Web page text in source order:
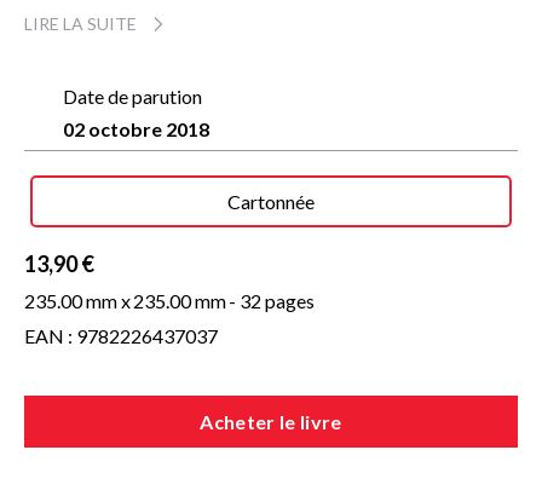
des lettres à déplier
À partir de 4 ans
LIRE LA SUITE
Date de parution
02 octobre 2018
Cartonnée
13,90 €
235.00 mm x235.00 mm- 32 pages
EAN : 9782226437037
Acheter le livre